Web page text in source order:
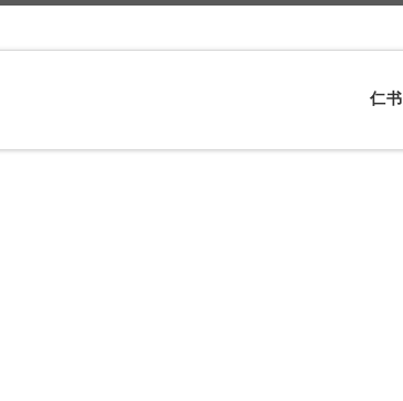
仁书